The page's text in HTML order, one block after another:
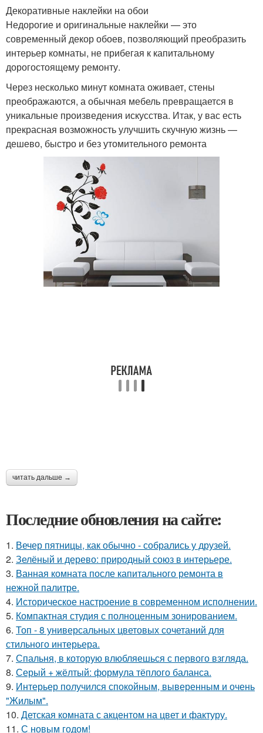
Декоративные наклейки на обои
Недорогие и оригинальные наклейки — это
современный декор обоев, позволяющий преобразить
интерьер комнаты, не прибегая к капитальному
дорогостоящему ремонту.
Через несколько минут комната оживает, стены
преображаются, а обычная мебель превращается в
уникальные произведения искусства. Итак, у вас есть
прекрасная возможность улучшить скучную жизнь —
дешево, быстро и без утомительного ремонта
читать дальше →
Последние обновления на сайте:
1. Вечер пятницы, как обычно - собрались у друзей.
2. Зелёный и дерево: природный союз в интерьере.
3. Ванная комната после капитального ремонта в
нежной палитре.
4. Историческое настроение в современном исполнении.
5. Компактная студия с полноценным зонированием.
6. Топ - 8 универсальных цветовых сочетаний для
стильного интерьера.
7. Спальня, в которую влюбляешься с первого взгляда.
8. Серый + жёлтый: формула тёплого баланса.
9. Интерьер получился спокойным, выверенным и очень
"Жилым".
10. Детская комната с акцентом на цвет и фактуру.
11. С новым годом!